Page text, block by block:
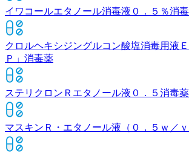
イワコールエタノール消毒液０．５％消
クロルヘキシジングルコン酸塩消毒用液
Ｐ」 消毒薬
ステリクロンＲエタノール液０．５ 消毒薬
マスキンＲ・エタノール液（０．５ｗ／ｖ